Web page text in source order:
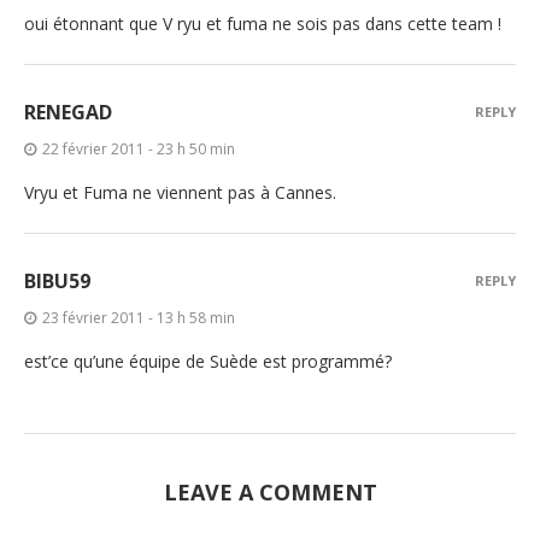
oui étonnant que V ryu et fuma ne sois pas dans cette team !
RENEGAD
22 février 2011 - 23 h 50 min
Vryu et Fuma ne viennent pas à Cannes.
REPLY
BIBU59
23 février 2011 - 13 h 58 min
est’ce qu’une équipe de Suède est programmé?
REPLY
LEAVE A COMMENT